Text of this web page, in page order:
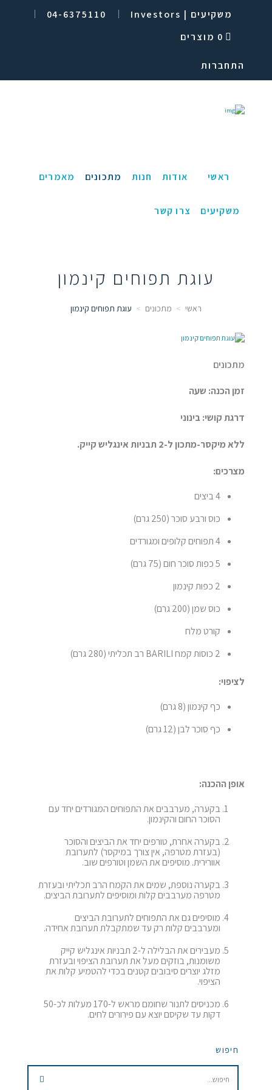
משקיעים | Investors
04-6375110
0 מוצרים
התחברות
ראשי אודות חנות מתכונים מאמרים
משקיעים צרו קשר
עוגת תפוחים קינמון
ראשי מתכונים עוגת תפוחים קינמון
מתכונים
זמן הכנה: שעה
דרגת קושי: בינוני
ללא מיקסר-מתכון ל-2 תבניות אינגליש קייק.
מצרכים:
4 ביצים
כוס ורבע סוכר (250 גרם)
4 תפוחים קלופים ומגורדים
5 כפות סוכר חום (75 גרם)
2 כפות קינמון
כוס שמן (200 גרם)
קורט מלח
2 כוסות קמח BARILI רב תכליתי (280 גרם)
לציפוי:
כף קינמון (8 גרם)
כף סוכר לבן (12 גרם)
אופן ההכנה:
בקערה, מערבבים את התפוחים המגורדים יחד עם
הסוכר החום והקינמון.
בקערה אחרת, טורפים יחד את הביצים והסוכר
(בעזרת מטרפה, אין צורך במיקסר) לתערובת
אוורירית. מוסיפים את השמן וטורפים שוב.
בקערה נוספת, שמים את הקמח הרב תכליתי ובעזרת
מטרפה מערבבים קלות ומוסיפים לתערובת הביצים.
מוסיפים גם את התפוחים לתערובת הביצים
ומערבבים קלות רק עד שמתקבלת תערובת אחידה.
מעבירים את הבלילה ל-2 תבניות אינגליש קייק
משומנות, בוזקים מעל את תערובת הציפוי ובעזרת
מזלג יוצרים סיבובים קטנים בכדי להטמיע קלות את
הציפוי.
מכניסים לתנור שחומם מראש ל-170 מעלות לכ-50
דקות עד שקיסם יוצא עם פירורים לחים.
חיפוש